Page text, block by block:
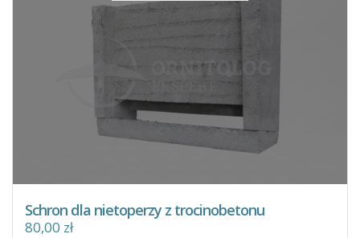
Schron dla nietoperzy z trocinobetonu
80,00 zł